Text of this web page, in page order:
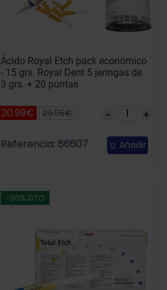
Ácido Royal Etch pack económico
- 15 grs. Royal Dent 5 jeringas de
3 grs. + 20 puntas
20.99€ 29.95€
Referencia: 66607 Añadir
-30% DTO